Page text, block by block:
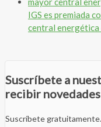
IGS es premiada
central energética
Suscríbete a
recibir novedades
Suscríbete gratuitamente.